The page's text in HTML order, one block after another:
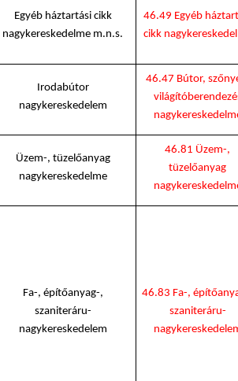
Egyéb háztartási cikk
nagykereskedelme m.n.s.
46.49 Egyéb
cikk
Irodabútor
nagykereskedelem
46.47 Bútor,
Üzem-, tüzelőanyag
nagykereskedelme
46.81 Üzem-,
tüzelőanyag
Fa-, építőanyag-,
szaniteráru-
nagykereskedelem
46.83 Fa-,
szaniteráru-